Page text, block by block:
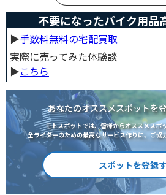
不要になったバイク用品
▶︎手数料無料の宅配買取
実際に売ってみた体験談
▶︎こちら
あなたのオススメスポットを
モトスポットでは、皆様からオススメスポ
全ライダーのための最高なサービス作りに、ご協
スポットを登録